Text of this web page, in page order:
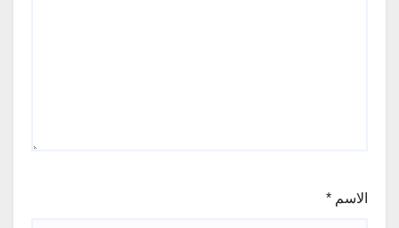
الاسم *